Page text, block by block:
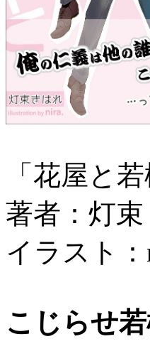
「花屋と若
著者：灯
イラスト：
こじらせ